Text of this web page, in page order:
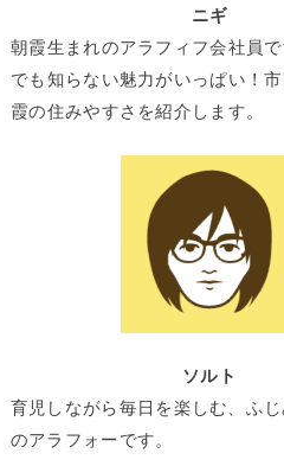
ニギ
朝霞生まれのアラフィフ会社員
でも知らない魅力がいっぱい！
霞の住みやすさを紹介します。
ソルト
育児しながら毎日を楽しむ、ふ
のアラフォーです。